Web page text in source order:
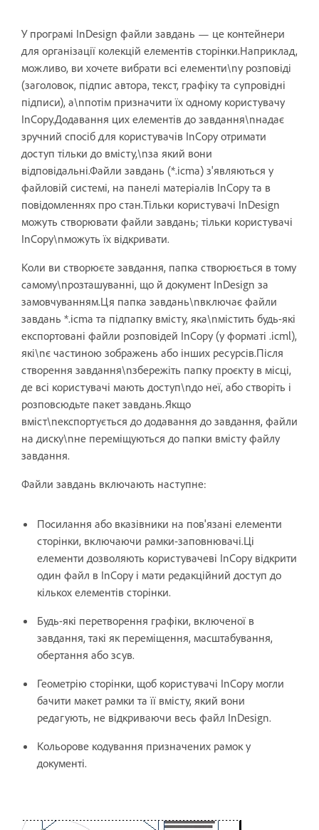
У програмі InDesign файли завдань — це контейнери
для організації колекцій елементів сторінки.Наприклад,
можливо, ви хочете вибрати всі елементи\nу розповіді
(заголовок, підпис автора, текст, графіку та супровідні
підписи), а\nпотім призначити їх одному користувачу
InCopy.Додавання цих елементів до завдання\nнадає
зручний спосіб для користувачів InCopy отримати
доступ тільки до вмісту,\nза який вони
відповідальні.Файли завдань (*.icma) з'являються у
файловій системі, на панелі матеріалів InCopy та в
повідомленнях про стан.Тільки користувачі InDesign
можуть створювати файли завдань; тільки користувачі
InCopy\nможуть їх відкривати.
Коли ви створюєте завдання, папка створюється в тому
самому\nрозташуванні, що й документ InDesign за
замовчуванням.Ця папка завдань\nвключає файли
завдань *.icma та підпапку вмісту, яка\nмістить будь-які
експортовані файли розповідей InCopy (у форматі .icml),
які\nє частиною зображень або інших ресурсів.Після
створення завдання\nзбережіть папку проєкту в місці,
де всі користувачі мають доступ\nдо неї, або створіть і
розповсюдьте пакет завдань.Якщо
вміст\nекспортується до додавання до завдання, файли
на диску\nне переміщуються до папки вмісту файлу
завдання.
Файли завдань включають наступне:
Посилання або вказівники на пов'язані елементи
сторінки, включаючи рамки-заповнювачі.Ці
елементи дозволяють користувачеві InCopy відкрити
один файл в InCopy і мати редакційний доступ до
кількох елементів сторінки.
Будь-які перетворення графіки, включеної в
завдання, такі як переміщення, масштабування,
обертання або зсув.
Геометрію сторінки, щоб користувачі InCopy могли
бачити макет рамки та її вмісту, який вони
редагують, не відкриваючи весь файл InDesign.
Кольорове кодування призначених рамок у
документі.